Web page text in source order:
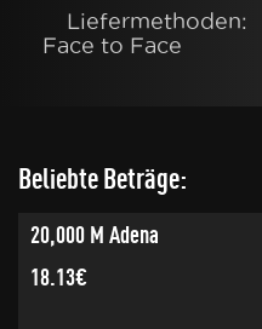
Liefermethoden:
Face to Face
Beliebte Beträge:
20,000 M Adena
18.13€